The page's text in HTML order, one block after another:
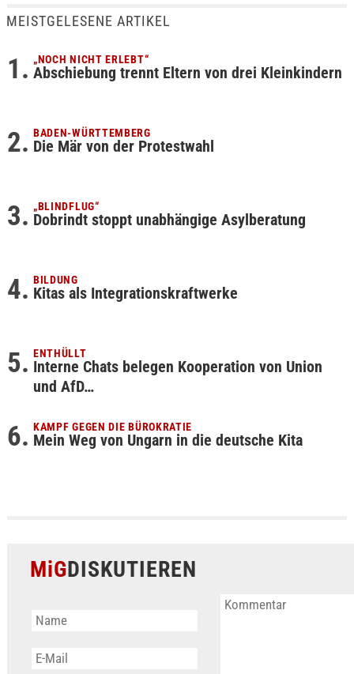
MEISTGELESENE ARTIKEL
„NOCH NICHT ERLEBT“
Abschiebung trennt Eltern von drei Kleinkindern
BADEN-WÜRTTEMBERG
Die Mär von der Protestwahl
„BLINDFLUG“
Dobrindt stoppt unabhängige Asylberatung
BILDUNG
Kitas als Integrationskraftwerke
ENTHÜLLT
Interne Chats belegen Kooperation von Union
und AfD…
KAMPF GEGEN DIE BÜROKRATIE
Mein Weg von Ungarn in die deutsche Kita
MiGDISKUTIEREN